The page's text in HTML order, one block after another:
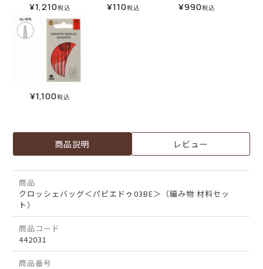
¥1,210税込 ¥110税込 ¥990税込
¥1,100税込
商品説明 レビュー
商品
クロッシェバッグ＜パピエドゥ03BE＞（編み物 材料セッ
ト）
商品コード
442031
商品番号